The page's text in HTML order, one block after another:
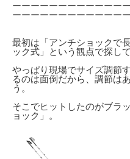
ーーーーーーーーーーーー
ーーーーーーーーーーーー
最初は「アンチショックで
ック式」という観点で探して
やっぱり現場でサイズ調節
るのは面倒だから、調節は
う。
そこでヒットしたのがブラ
ョック」。